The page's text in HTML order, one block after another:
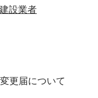
設業者
更届について